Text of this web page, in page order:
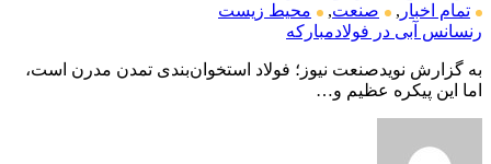
تمام اخبار , صنعت,
محیط زیست
رنسانس آبی در فولادمبارکه
به گزارش نویدصنعت نیوز؛ فولاد استخوان‌بندی تمدن مدرن است،
اما این پیکره عظیم و…